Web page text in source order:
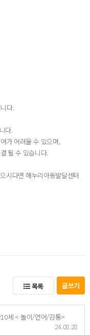
다.
다.
가 어려울 수 있으며,
될 수 있습니다.
시다면 해누리아동발달센터
목록 글쓰기
세 < 놀이/언어/감통>
24.08.28